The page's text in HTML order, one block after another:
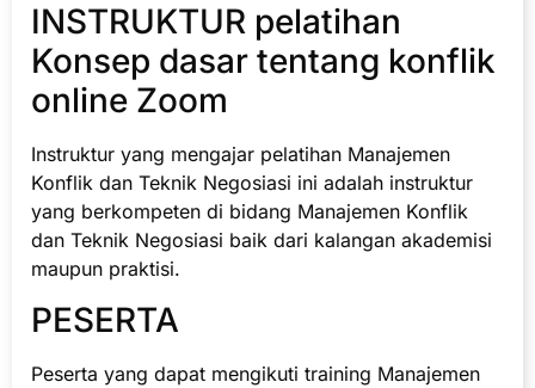
INSTRUKTUR pelatihan
Konsep dasar tentang konflik
online Zoom
Instruktur yang mengajar pelatihan Manajemen
Konflik dan Teknik Negosiasi ini adalah instruktur
yang berkompeten di bidang Manajemen Konflik
dan Teknik Negosiasi baik dari kalangan akademisi
maupun praktisi.
PESERTA
Peserta yang dapat mengikuti training Manajemen